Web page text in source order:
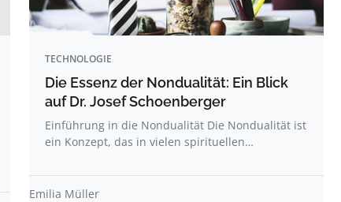
TECHNOLOGIE
Die Essenz der Nondualität: Ein Blick
auf Dr. Josef Schoenberger
Einführung in die Nondualität Die Nondualität ist
ein Konzept, das in vielen spirituellen…
Emilia Müller